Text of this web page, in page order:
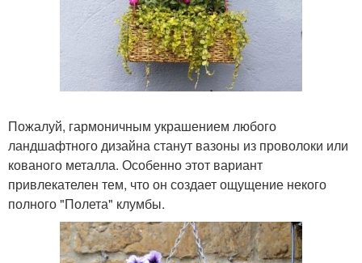
Пожалуй, гармоничным украшением любого
ландшафтного дизайна станут вазоны из проволоки или
кованого металла. Особенно этот вариант
привлекателен тем, что он создает ощущение некого
полного "Полета" клумбы.